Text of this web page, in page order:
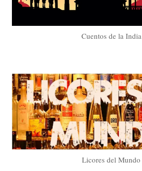
Cuentos de la India
Licores del Mundo